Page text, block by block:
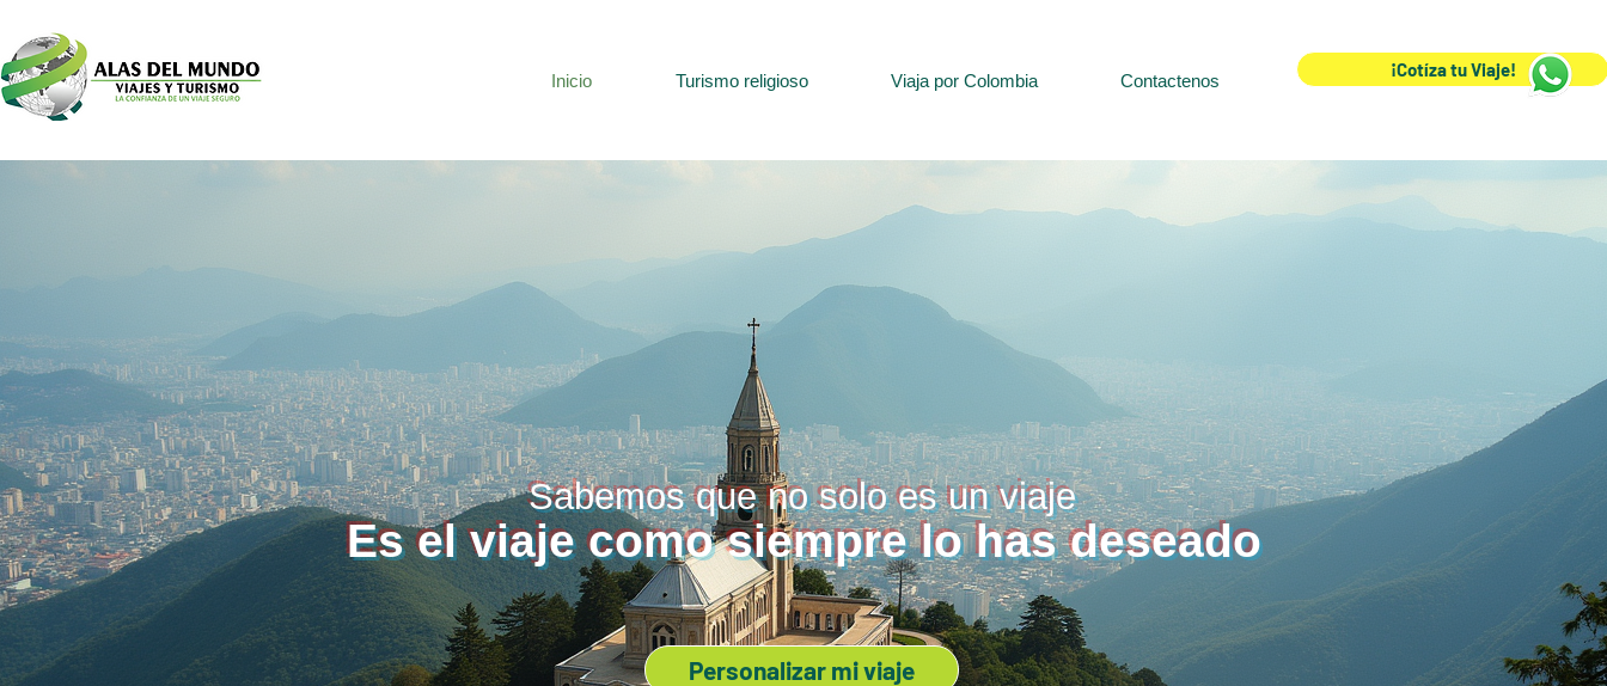
Inicio Turismo religioso Viaja por Colombia Contactenos
¡Cotíza tu Viaje!
Sabemos que no solo es un viaje
Es el viaje como siempre lo has deseado
Personalizar mi viaje